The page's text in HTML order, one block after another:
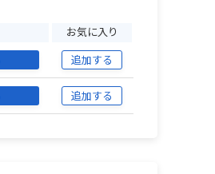
お気に入り
追加する
追加する